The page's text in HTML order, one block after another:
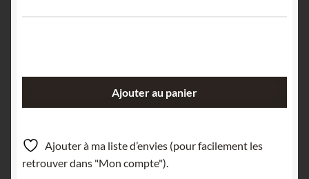
Puy-
les-
Vignes,
Ajouter au panier
Ajouter à ma liste d’envies (pour facilement les
retrouver dans "Mon compte").